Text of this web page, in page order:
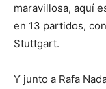
maravillosa, aquí
en 13 partidos,
Stuttgart.
Y junto a Rafa